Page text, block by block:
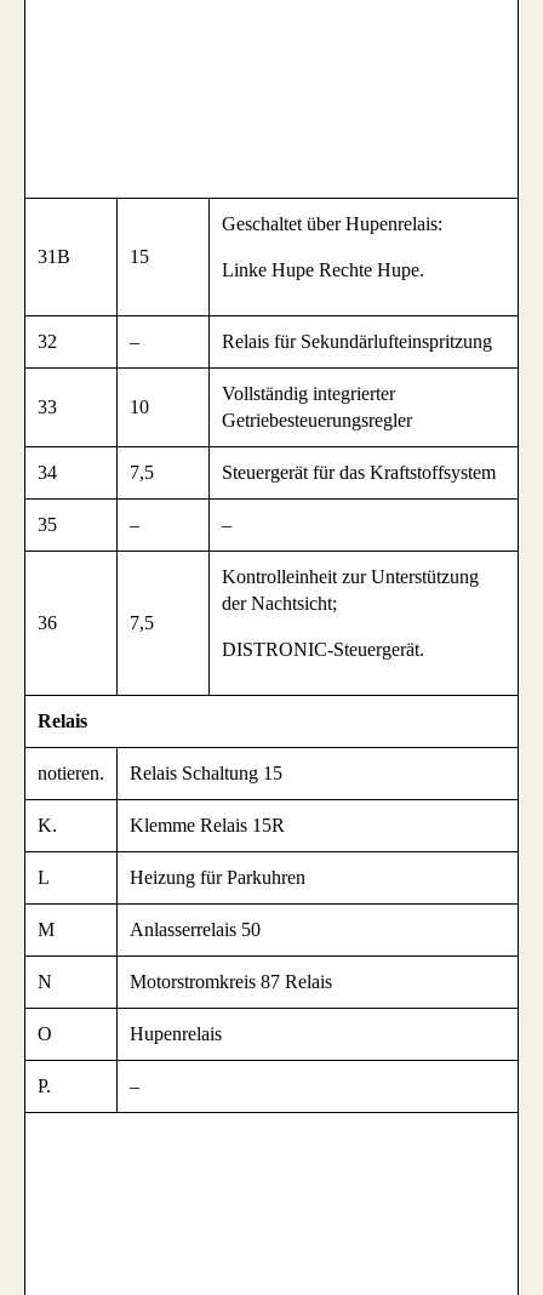
31B 15
Geschaltet über Hupenrelais:
Linke Hupe Rechte Hupe.
32 – Relais für Sekundärlufteinspritzung
33 10
Vollständig integrierter
Getriebesteuerungsregler
34 7,5 Steuergerät für das Kraftstoffsystem
35 – –
36 7,5
Kontrolleinheit zur Unterstützung
der Nachtsicht;
DISTRONIC-Steuergerät.
Relais
notieren. Relais Schaltung 15
K. Klemme Relais 15R
L Heizung für Parkuhren
M Anlasserrelais 50
N Motorstromkreis 87 Relais
O Hupenrelais
P. –